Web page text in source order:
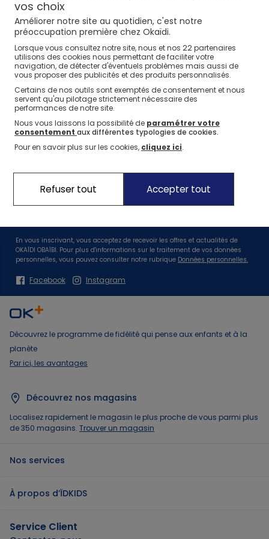
⏱️ Last days
Nos sélections
Nos conseils
Idées Cadeaux Naissance J'en profite
Nos conseils
Nos Pantalons & Leggings J'en profite
Nos conseils
Nos Pantalons J'en profite
1€* le 3ème article
Nos sélections
Nos conseils
Nouvelle collection J'en profite
Nos sélections
Nos conseils
Nouvelle Collection J'en profite
Jeux sportifs
Nos marques
La marque Okaïdi
Nos engagements
Nos engagements pour l'environnement
Nos actions solidaires
Suivez nous
En vous inscrivant, vous acceptez de recevoir les offres et actualités de
OKAÏDI OBAÏBI. Pour plus d'informations sur le traitement de vos données
personnelles, vous pouvez consulter notre rubrique Données personnelles.
Facebook Instagram
Découvrez le programme de fidélité qui pense aux enfants et à la
planète
Par ici, les avantages
Découvrez nos magasins
Localisez rapidement le magasin le plus proche de vous parmi plus
de 350 magasins. Trouver un magasin
Nos services
À propos d’ÏDKIDS
Service Client
vos choix
Améliorer notre site au quotidien, c'est notre
préoccupation première chez Okaïdi.
Lorsque vous consultez notre site, nous et nos 22partenaires
utilisons des cookies nous permettant de faciliter votre
navigation, de détecter d'éventuels problèmes mais aussi de
vous proposer des publicités et des produits personnalisés.
Certains de nos outils sont exemptés de consentement et nous
servent qu'au pilotage strictement nécessaire des
performances de notre site.
Nous vous laissons la possibilité de paramétrer votre
consentement aux différentes typologies de cookies.
Pour en savoir plus sur les cookies, cliquez ici.
Refuser tout Accepter tout